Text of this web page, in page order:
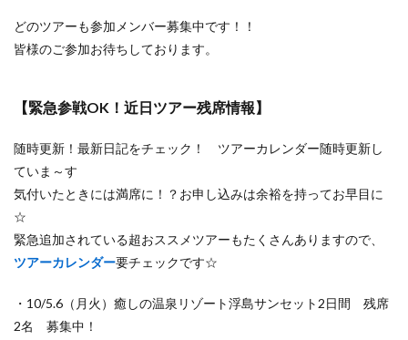
どのツアーも参加メンバー募集中です！！
皆様のご参加お待ちしております。
【緊急参戦OK！近日ツアー残席情報】
随時更新！最新日記をチェック！ ツアーカレンダー随時更新し
ていま～す
気付いたときには満席に！？お申し込みは余裕を持ってお早目に
☆
緊急追加されている超おススメツアーもたくさんありますので、
ツアーカレンダー要チェックです☆
・10/5.6（月火）癒しの温泉リゾート浮島サンセット2日間 残席
2名 募集中！